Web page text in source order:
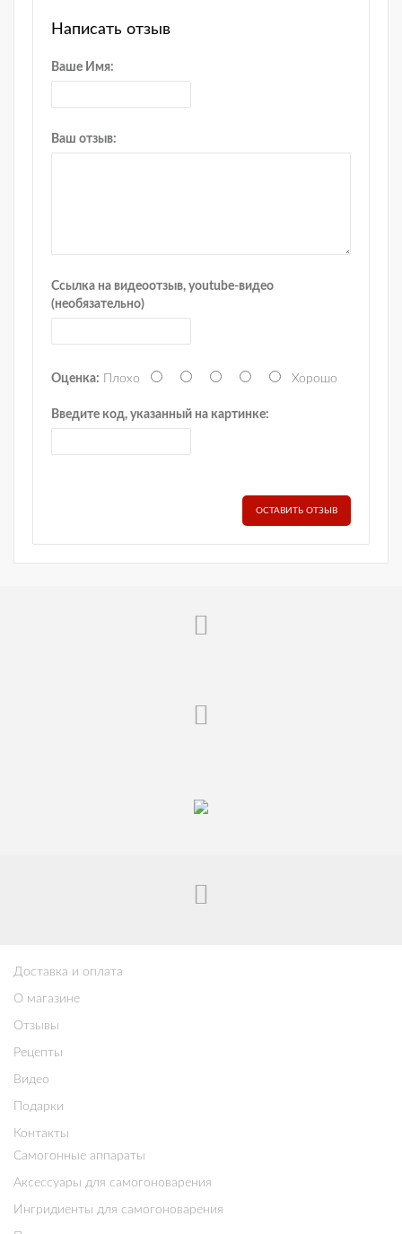
Написать отзыв
Ваше Имя:
Ваш отзыв:
Ссылка на видеоотзыв, youtube-видео
(необязательно)
Оценка: Плохо Хорошо
Введите код, указанный на картинке:
ОСТАВИТЬ ОТЗЫВ
Доставка и оплата
О магазине
Отзывы
Рецепты
Видео
Подарки
Контакты
Самогонные аппараты
Аксессуары для самогоноварения
Ингридиенты для самогоноварения